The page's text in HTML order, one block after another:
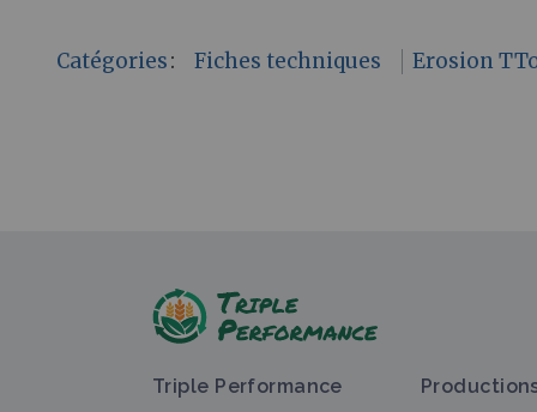
Catégories: Fiches techniques Erosion
Triple Performance